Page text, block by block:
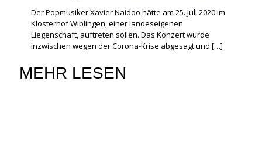
Der Popmusiker Xavier Naidoo hätte am 25. Juli 2020 im
Klosterhof Wiblingen, einer landeseigenen
Liegenschaft, auftreten sollen. Das Konzert wurde
inzwischen wegen der Corona-Krise abgesagt und […]
MEHR LESEN